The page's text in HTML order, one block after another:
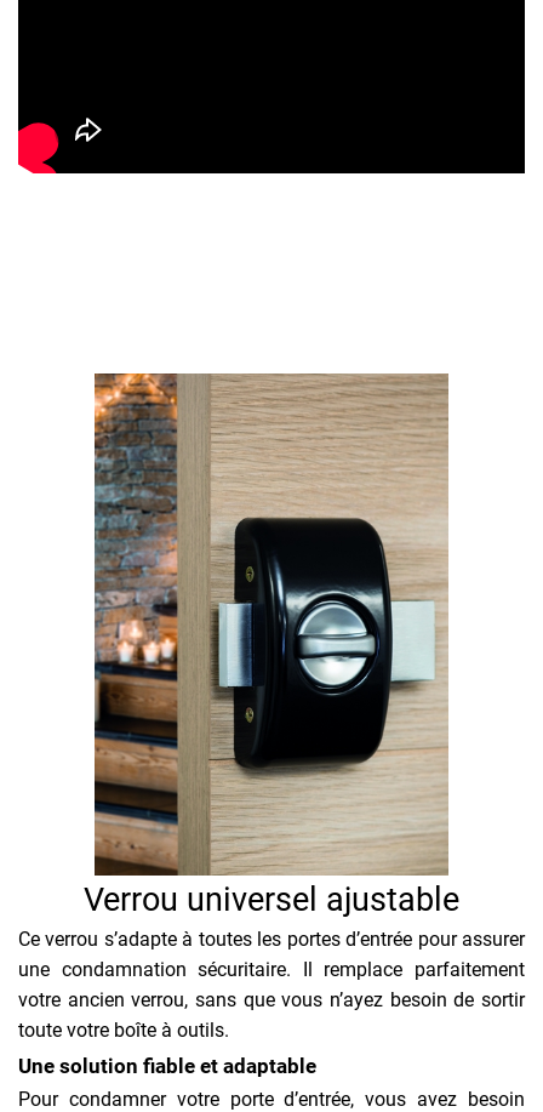
Verrou universel ajustable
Ce verrou s’adapte à toutes les portes d’entrée pour assurer
une condamnation sécuritaire. Il remplace parfaitement
votre ancien verrou, sans que vous n’ayez besoin de sortir
toute votre boîte à outils.
Une solution fiable et adaptable
Pour condamner votre porte d’entrée, vous avez besoin